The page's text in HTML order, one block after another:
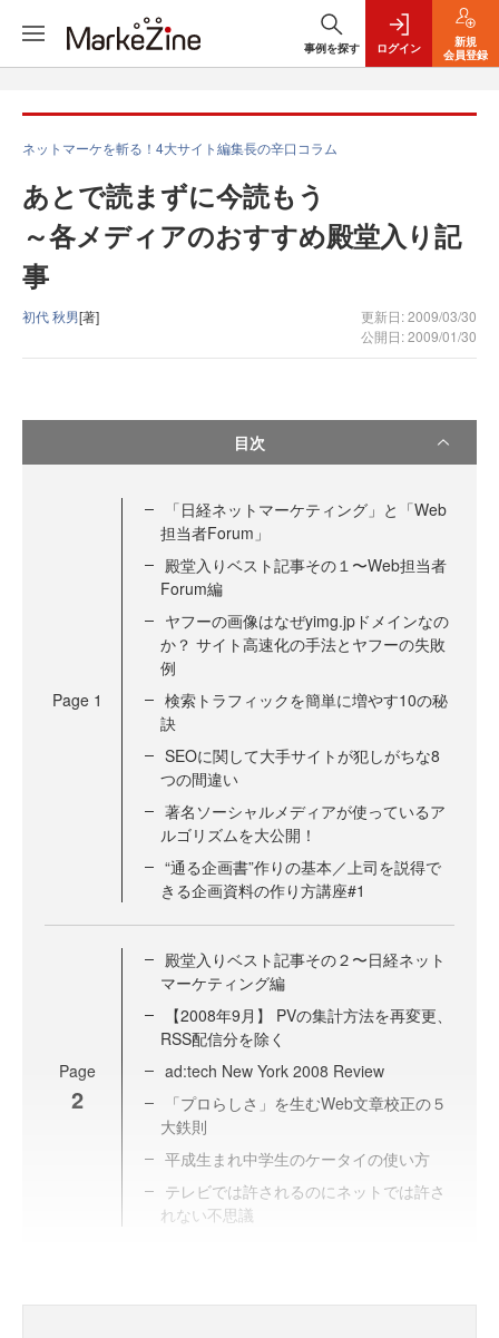
事例を探す ログイン
新規
会員登録
ネットマーケを斬る！4大サイト編集長の辛口コラム
あとで読まずに今読もう
～各メディアのおすすめ殿堂入り記
事
初代 秋男[著]
更新日: 2009/03/30
公開日: 2009/01/30
目次
Page 1
「日経ネットマーケティング」と「Web
担当者Forum」
殿堂入りベスト記事その１〜Web担当者
Forum編
ヤフーの画像はなぜyimg.jpドメインなの
か？ サイト高速化の手法とヤフーの失敗
例
検索トラフィックを簡単に増やす10の秘
訣
SEOに関して大手サイトが犯しがちな8
つの間違い
著名ソーシャルメディアが使っているア
ルゴリズムを大公開！
“通る企画書”作りの基本／上司を説得で
きる企画資料の作り方講座#1
Page
2
殿堂入りベスト記事その２〜日経ネット
マーケティング編
【2008年9月】 PVの集計方法を再変更、
RSS配信分を除く
ad:tech New York 2008 Review
「プロらしさ」を生むWeb文章校正の５
大鉄則
平成生まれ中学生のケータイの使い方
テレビでは許されるのにネットでは許さ
れない不思議